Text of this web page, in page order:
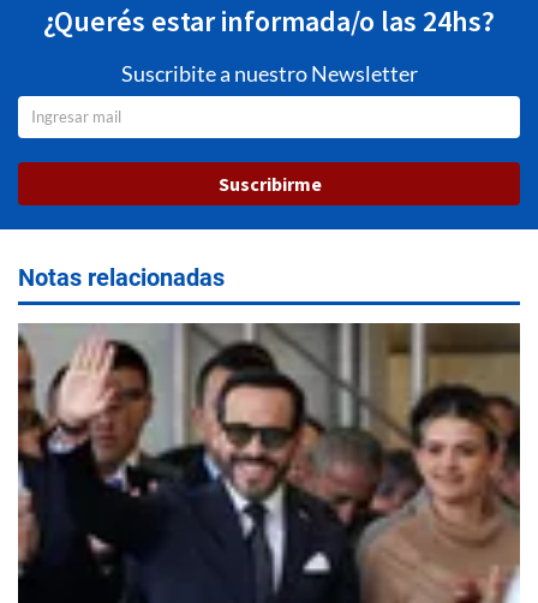
¿Querés estar informada/o las 24hs?
Suscribite a nuestro Newsletter
Suscribirme
Notas relacionadas